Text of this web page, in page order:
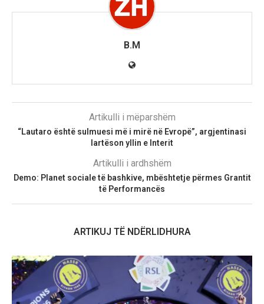
B.M
Artikulli i mëparshëm
“Lautaro është sulmuesi më i mirë në Evropë”, argjentinasi
lartëson yllin e Interit
Artikulli i ardhshëm
Demo: Planet sociale të bashkive, mbështetje përmes Grantit
të Performancës
ARTIKUJ TË NDËRLIDHURA